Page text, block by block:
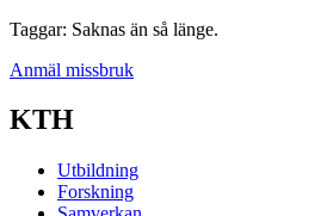
Taggar: Saknas än så länge.
Anmäl missbruk
KTH
Utbildning
Forskning